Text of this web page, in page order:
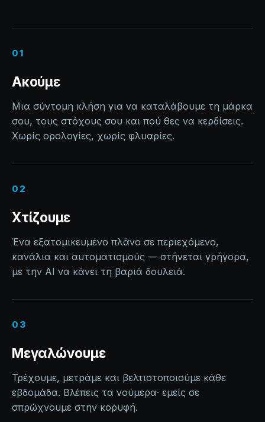
01
Ακούμε
Μια σύντομη κλήση για να καταλάβουμε τη μάρκα
σου, τους στόχους σου και πού θες να κερδίσεις.
Χωρίς ορολογίες, χωρίς φλυαρίες.
02
Χτίζουμε
Ένα εξατομικευμένο πλάνο σε περιεχόμενο,
κανάλια και αυτοματισμούς — στήνεται γρήγορα,
με την AI να κάνει τη βαριά δουλειά.
03
Μεγαλώνουμε
Τρέχουμε, μετράμε και βελτιστοποιούμε κάθε
εβδομάδα. Βλέπεις τα νούμερα· εμείς σε
σπρώχνουμε στην κορυφή.